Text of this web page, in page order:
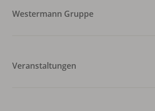
Westermann Gruppe
Veranstaltungen